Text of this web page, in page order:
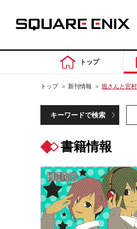
トップ
トップ ＞ 新刊情報 ＞ 堀さんと宮
キーワードで検索
書籍情報